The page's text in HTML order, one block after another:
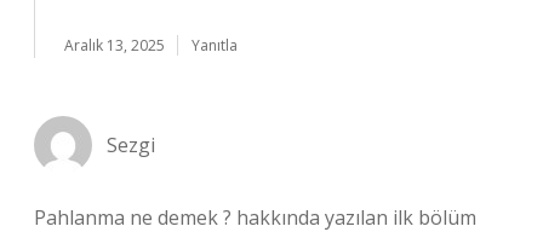
Aralık 13, 2025 Yanıtla
Sezgi
Pahlanma ne demek ? hakkında yazılan ilk bölüm